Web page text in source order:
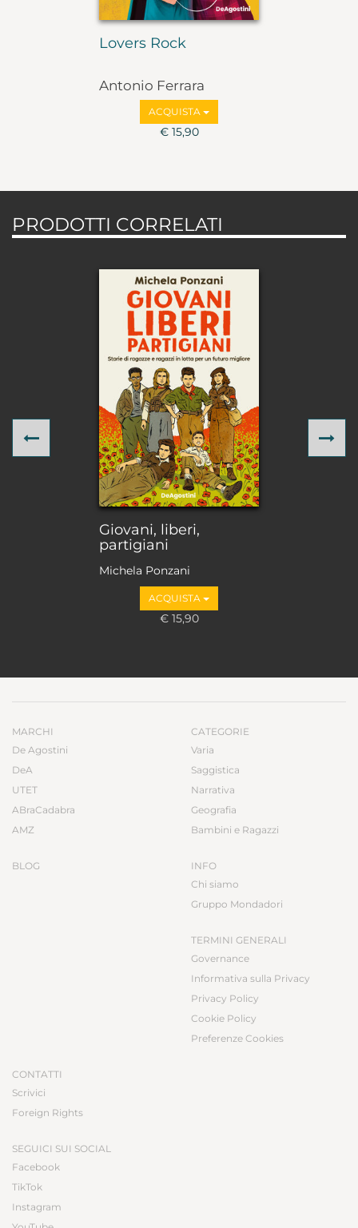
Lovers Rock
Antonio Ferrara
ACQUISTA
€ 15,90
PRODOTTI CORRELATI
Giovani, liberi,
partigiani
Michela Ponzani
ACQUISTA
€ 15,90
Previous
MARCHI
De Agostini
DeA
UTET
ABraCadabra
AMZ
BLOG
CATEGORIE
Varia
Saggistica
Narrativa
Geografia
Bambini e Ragazzi
INFO
Chi siamo
Gruppo Mondadori
TERMINI GENERALI
Governance
Informativa sulla Privacy
Privacy Policy
Cookie Policy
Preferenze Cookies
CONTATTI
Scrivici
Foreign Rights
SEGUICI SUI SOCIAL
Facebook
TikTok
Instagram